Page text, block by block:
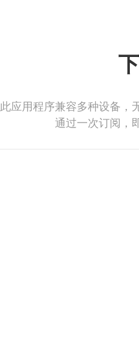
此应用程序兼容多种设备，
通过一次订阅，